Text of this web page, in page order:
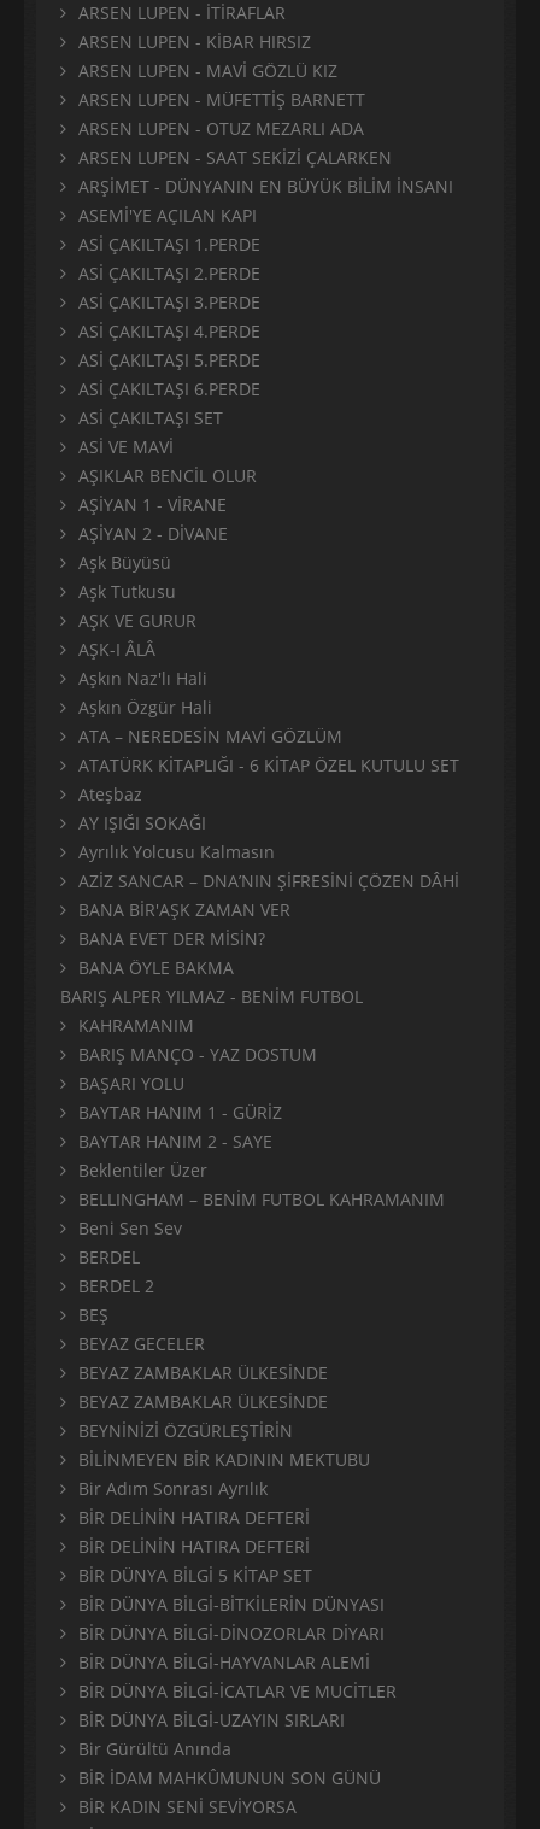
ARSEN LUPEN - İTİRAFLAR
ARSEN LUPEN - KİBAR HIRSIZ
ARSEN LUPEN - MAVİ GÖZLÜ KIZ
ARSEN LUPEN - MÜFETTİŞ BARNETT
ARSEN LUPEN - OTUZ MEZARLI ADA
ARSEN LUPEN - SAAT SEKİZİ ÇALARKEN
ARŞİMET - DÜNYANIN EN BÜYÜK BİLİM İNSANI
ASEMİ'YE AÇILAN KAPI
ASİ ÇAKILTAŞI 1.PERDE
ASİ ÇAKILTAŞI 2.PERDE
ASİ ÇAKILTAŞI 3.PERDE
ASİ ÇAKILTAŞI 4.PERDE
ASİ ÇAKILTAŞI 5.PERDE
ASİ ÇAKILTAŞI 6.PERDE
ASİ ÇAKILTAŞI SET
ASİ VE MAVİ
AŞIKLAR BENCİL OLUR
AŞİYAN 1 - VİRANE
AŞİYAN 2 - DİVANE
Aşk Büyüsü
Aşk Tutkusu
AŞK VE GURUR
AŞK-I ÂLÂ
Aşkın Naz'lı Hali
Aşkın Özgür Hali
ATA – NEREDESİN MAVİ GÖZLÜM
ATATÜRK KİTAPLIĞI - 6 KİTAP ÖZEL KUTULU SET
Ateşbaz
AY IŞIĞI SOKAĞI
Ayrılık Yolcusu Kalmasın
AZİZ SANCAR – DNA’NIN ŞİFRESİNİ ÇÖZEN DÂHİ
BANA BİR'AŞK ZAMAN VER
BANA EVET DER MİSİN?
BANA ÖYLE BAKMA
BARIŞ ALPER YILMAZ - BENİM FUTBOL
KAHRAMANIM
BARIŞ MANÇO - YAZ DOSTUM
BAŞARI YOLU
BAYTAR HANIM 1 - GÜRİZ
BAYTAR HANIM 2 - SAYE
Beklentiler Üzer
BELLINGHAM – BENİM FUTBOL KAHRAMANIM
Beni Sen Sev
BERDEL
BERDEL 2
BEŞ
BEYAZ GECELER
BEYAZ ZAMBAKLAR ÜLKESİNDE
BEYAZ ZAMBAKLAR ÜLKESİNDE
BEYNİNİZİ ÖZGÜRLEŞTİRİN
BİLİNMEYEN BİR KADININ MEKTUBU
Bir Adım Sonrası Ayrılık
BİR DELİNİN HATIRA DEFTERİ
BİR DELİNİN HATIRA DEFTERİ
BİR DÜNYA BİLGİ 5 KİTAP SET
BİR DÜNYA BİLGİ-BİTKİLERİN DÜNYASI
BİR DÜNYA BİLGİ-DİNOZORLAR DİYARI
BİR DÜNYA BİLGİ-HAYVANLAR ALEMİ
BİR DÜNYA BİLGİ-İCATLAR VE MUCİTLER
BİR DÜNYA BİLGİ-UZAYIN SIRLARI
Bir Gürültü Anında
BİR İDAM MAHKÛMUNUN SON GÜNÜ
BİR KADIN SENİ SEVİYORSA